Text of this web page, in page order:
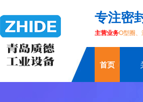
专注密
主营业务O型圈
首页